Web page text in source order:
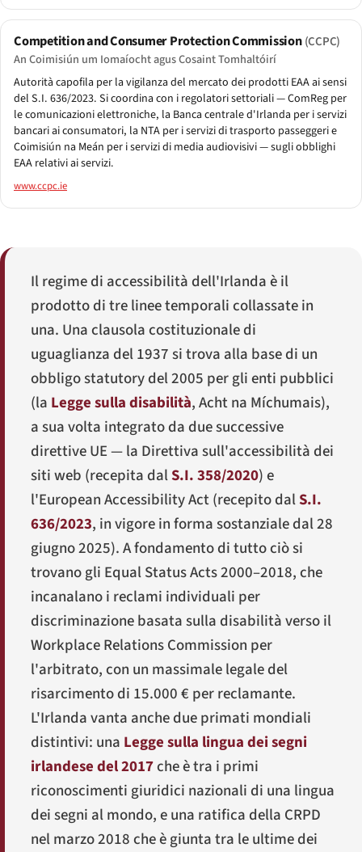
Competition and Consumer Protection Commission(CCPC)
An Coimisiún um Iomaíocht agus Cosaint Tomhaltóirí
Autorità capofila per la vigilanza del mercato dei prodotti EAA ai sensi
del S.I. 636/2023. Si coordina con i regolatori settoriali — ComReg per
le comunicazioni elettroniche, la Banca centrale d'Irlanda per i servizi
bancari ai consumatori, la NTA per i servizi di trasporto passeggeri e
Coimisiún na Meán per i servizi di media audiovisivi — sugli obblighi
EAA relativi ai servizi.
www.ccpc.ie
Il regime di accessibilità dell'Irlanda è il
prodotto di tre linee temporali collassate in
una. Una clausola costituzionale di
uguaglianza del 1937 si trova alla base di un
obbligo statutory del 2005 per gli enti pubblici
(la Legge sulla disabilità,Acht na Míchumais),
a sua volta integrato da due successive
direttive UE — la Direttiva sull'accessibilità dei
siti web (recepita dalS.I. 358/2020) e
l'European Accessibility Act (recepito dalS.I.
636/2023, in vigore in forma sostanziale dal 28
giugno 2025). A fondamento di tutto ciò si
trovano gli Equal Status Acts 2000–2018, che
incanalano i reclami individuali per
discriminazione basata sulla disabilità verso il
Workplace Relations Commission per
l'arbitrato, con un massimale legale del
risarcimento di 15.000 € per reclamante.
L'Irlanda vanta anche due primati mondiali
distintivi: una Legge sulla lingua dei segni
irlandese del 2017che è tra i primi
riconoscimenti giuridici nazionali di una lingua
dei segni al mondo, e una ratifica della CRPD
nel marzo 2018 che è giunta tra le ultime dei